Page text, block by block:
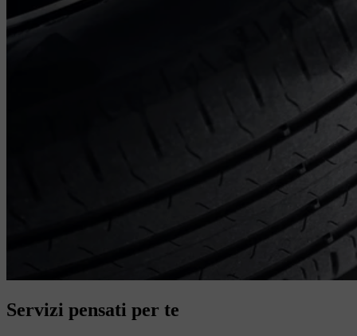
Servizi pensati per te